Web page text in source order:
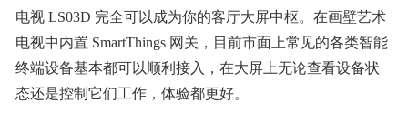
电视 LS03D 完全可以成为你的客厅大屏中枢。在画壁艺术
电视中内置 SmartThings 网关，目前市面上常见的各类智能
终端设备基本都可以顺利接入，在大屏上无论查看设备状
态还是控制它们工作，体验都更好。